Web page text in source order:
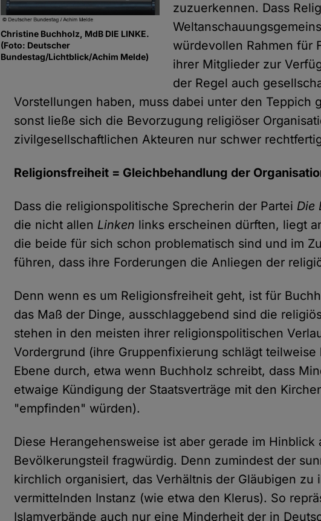
Christine Buchholz, MdB DIE LINKE.
(Foto: Deutscher
Bundestag/Lichtblick/Achim Melde)
zuzuerkennen. Dass
würdevollen Rahmen für
ihrer Mitglieder zur
der Regel auch
Vorstellungen haben, muss dabei unter den Teppich
sonst ließe sich die Bevorzugung religiöser
zivilgesellschaftlichen Akteuren nur schwer
Religionsfreiheit = Gleichbehandlung der
Dass die religionspolitische Sprecherin der Partei Die
die nicht allen Linken links erscheinen dürften, liegt
die beide für sich schon problematisch sind und im
führen, dass ihre Forderungen die Anliegen der
Denn wenn es um Religionsfreiheit geht, ist für
das Maß der Dinge, ausschlaggebend sind die
stehen in den meisten ihrer religionspolitischen
Vordergrund (ihre Gruppenfixierung schlägt
Ebene durch, etwa wenn Buchholz schreibt, dass
etwaige Kündigung der Staatsverträge mit den
"empfinden" würden).
Diese Herangehensweise ist aber gerade im Hinblick
Bevölkerungsteil fragwürdig. Denn zumindest der
kirchlich organisiert, das Verhältnis der Gläubigen zu
vermittelnden Instanz (wie etwa den Klerus). So
Islamverbände auch nur eine Minderheit der in